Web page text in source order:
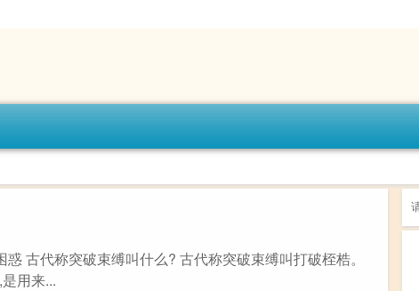
古代称突破束缚叫什么? 古代称突破束缚叫打破桎梏。
用来...